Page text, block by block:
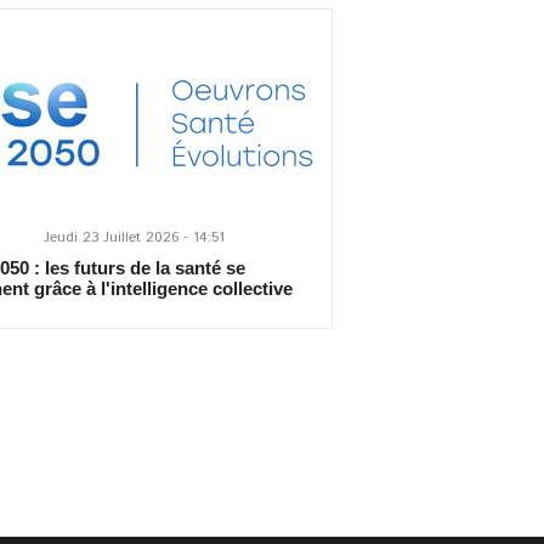
Jeudi 23 Juillet 2026 - 14:51
: les futurs de la santé se
grâce à l'intelligence collective